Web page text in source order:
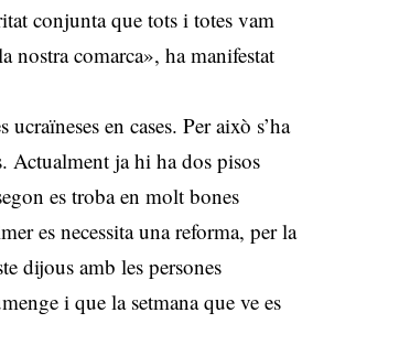
conjunta que tots i totes vam
nostra comarca», ha manifestat
en cases. Per això s’ha
Actualment ja hi ha dos pisos
es troba en molt bones
es necessita una reforma, per la
dijous amb les persones
i que la setmana que ve es